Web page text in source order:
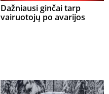
Dažniausi ginčai tarp
vairuotojų po avarijos